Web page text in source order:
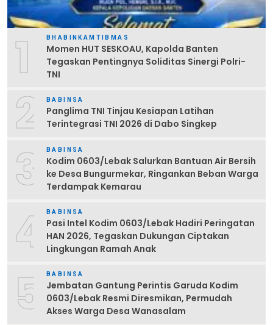
1 BHABINKAMTIBMAS
Momen HUT SESKOAU, Kapolda Banten
Tegaskan Pentingnya Soliditas Sinergi Polri-
TNI
2 BABINSA
Panglima TNI Tinjau Kesiapan Latihan
Terintegrasi TNI 2026 di Dabo Singkep
3 BABINSA
Kodim 0603/Lebak Salurkan Bantuan Air Bersih
ke Desa Bungurmekar, Ringankan Beban Warga
Terdampak Kemarau
4 BABINSA
Pasi Intel Kodim 0603/Lebak Hadiri Peringatan
HAN 2026, Tegaskan Dukungan Ciptakan
Lingkungan Ramah Anak
5 BABINSA
Jembatan Gantung Perintis Garuda Kodim
0603/Lebak Resmi Diresmikan, Permudah
Akses Warga Desa Wanasalam